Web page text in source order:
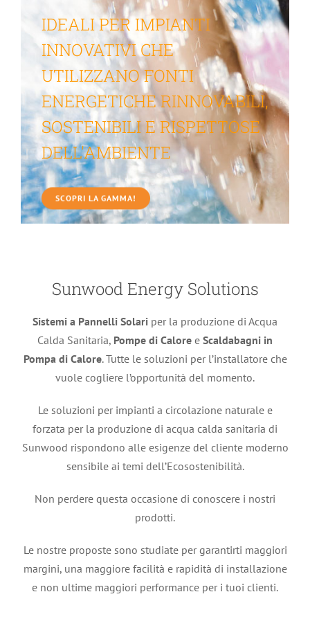
IL PANNELLO TUTTO IN
UNO
NUOVISSIMO, CON
SERBATOIO INTERNO.
SCOPRI LA GAMMA!
Sunwood Energy Solutions
Sistemi a Pannelli Solari per la produzione di Acqua
Calda Sanitaria, Pompe di Calore e Scaldabagni in
Pompa di Calore. Tutte le soluzioni per l’installatore che
vuole cogliere l’opportunità del momento.
Le soluzioni per impianti a circolazione naturale e
forzata per la produzione di acqua calda sanitaria di
Sunwood rispondono alle esigenze del cliente moderno
sensibile ai temi dell’Ecosostenibilità.
Non perdere questa occasione di conoscere i nostri
prodotti.
Le nostre proposte sono studiate per garantirti maggiori
margini, una maggiore facilità e rapidità di installazione
e non ultime maggiori performance per i tuoi clienti.